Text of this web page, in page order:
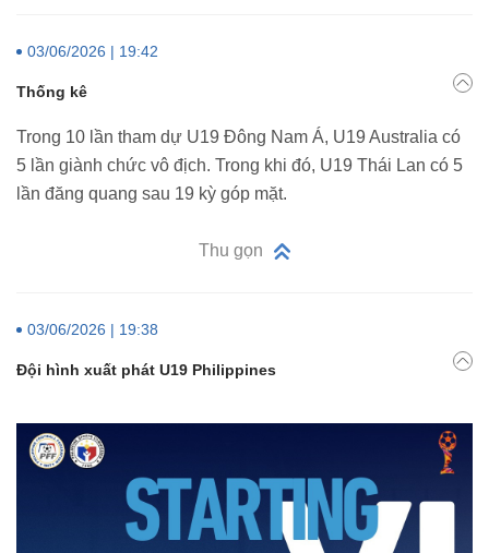
03/06/2026 | 19:42
Thống kê
Trong 10 lần tham dự U19 Đông Nam Á, U19 Australia có
5 lần giành chức vô địch. Trong khi đó, U19 Thái Lan có 5
lần đăng quang sau 19 kỳ góp mặt.
Thu gọn
03/06/2026 | 19:38
Đội hình xuất phát U19 Philippines